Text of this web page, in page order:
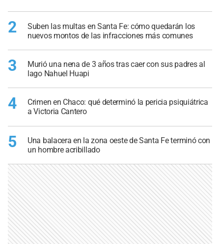
2
Suben las multas en Santa Fe: cómo quedarán los
nuevos montos de las infracciones más comunes
3
Murió una nena de 3 años tras caer con sus padres al
lago Nahuel Huapi
4
Crimen en Chaco: qué determinó la pericia psiquiátrica
a Victoria Cantero
5
Una balacera en la zona oeste de Santa Fe terminó con
un hombre acribillado